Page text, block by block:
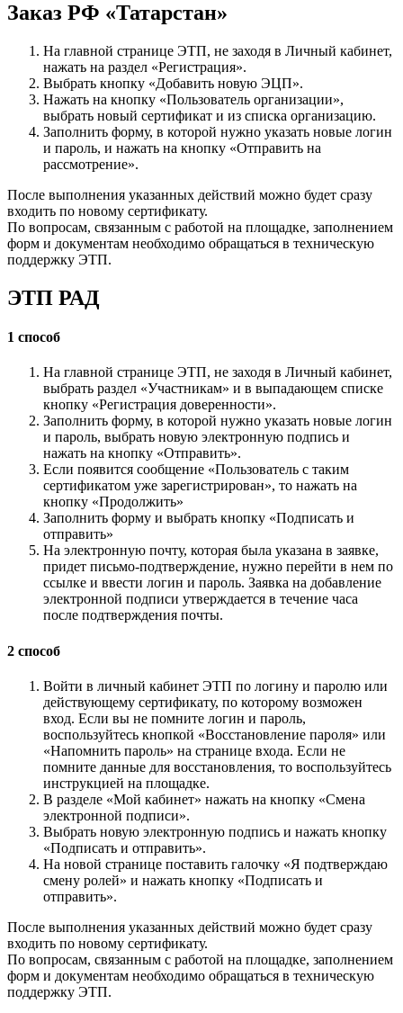
Заказ РФ «Татарстан»
На главной странице ЭТП, не заходя в Личный кабинет,
нажать на раздел «Регистрация».
Выбрать кнопку «Добавить новую ЭЦП».
Нажать на кнопку «Пользователь организации»,
выбрать новый сертификат и из списка организацию.
Заполнить форму, в которой нужно указать новые логин
и пароль, и нажать на кнопку «Отправить на
рассмотрение».
После выполнения указанных действий можно будет сразу
входить по новому сертификату.
По вопросам, связанным с работой на площадке, заполнением
форм и документам необходимо обращаться в техническую
поддержку ЭТП.
ЭТП РАД
1 способ
На главной странице ЭТП, не заходя в Личный кабинет,
выбрать раздел «Участникам» и в выпадающем списке
кнопку «Регистрация доверенности».
Заполнить форму, в которой нужно указать новые логин
и пароль, выбрать новую электронную подпись и
нажать на кнопку «Отправить».
Если появится сообщение «Пользователь с таким
сертификатом уже зарегистрирован», то нажать на
кнопку «Продолжить»
Заполнить форму и выбрать кнопку «Подписать и
отправить»
На электронную почту, которая была указана в заявке,
придет письмо-подтверждение, нужно перейти в нем по
ссылке и ввести логин и пароль. Заявка на добавление
электронной подписи утверждается в течение часа
после подтверждения почты.
2 способ
Войти в личный кабинет ЭТП по логину и паролю или
действующему сертификату, по которому возможен
вход. Если вы не помните логин и пароль,
воспользуйтесь кнопкой «Восстановление пароля» или
«Напомнить пароль» на странице входа. Если не
помните данные для восстановления, то воспользуйтесь
инструкцией на площадке.
В разделе «Мой кабинет» нажать на кнопку «Смена
электронной подписи».
Выбрать новую электронную подпись и нажать кнопку
«Подписать и отправить».
На новой странице поставить галочку «Я подтверждаю
смену ролей» и нажать кнопку «Подписать и
отправить».
После выполнения указанных действий можно будет сразу
входить по новому сертификату.
По вопросам, связанным с работой на площадке, заполнением
форм и документам необходимо обращаться в техническую
поддержку ЭТП.